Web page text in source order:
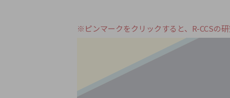
※ピンマークをクリックすると、R-CCSの